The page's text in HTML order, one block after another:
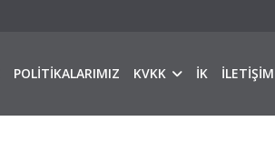
POLİTİKALARIMIZ KVKK İK İLETİŞİM